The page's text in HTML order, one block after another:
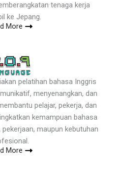
tenaga kerja
ke Jepang.
More
pelatihan bahasa Inggris
menyenangkan, dan
pelajar, pekerja, dan
kemampuan bahasa
maupun kebutuhan
More